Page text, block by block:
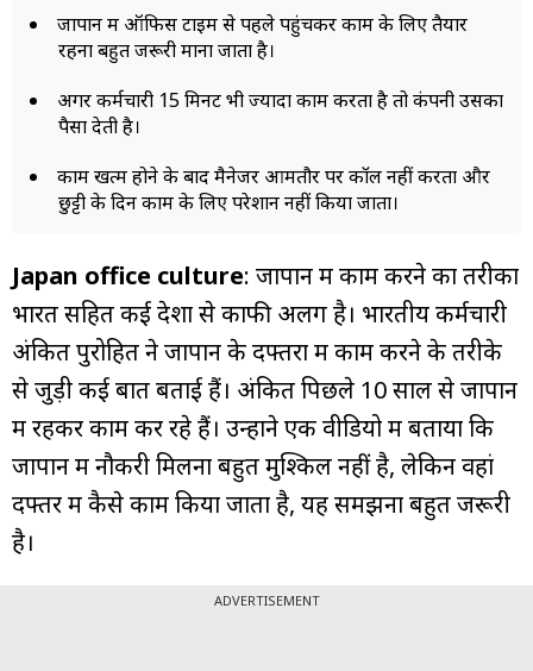
जापान में ऑफिस टाइम से पहले पहुंचकर काम के लिए तैयार
रहना बहुत जरूरी माना जाता है।
अगर कर्मचारी 15 मिनट भी ज्यादा काम करता है तो कंपनी उसका
पैसा देती है।
काम खत्म होने के बाद मैनेजर आमतौर पर कॉल नहीं करता और
छुट्टी के दिन काम के लिए परेशान नहीं किया जाता।
Japan office culture: जापान में काम करने का तरीका
भारत सहित कई देशों से काफी अलग है। भारतीय कर्मचारी
अंकित पुरोहित ने जापान के दफ्तरों में काम करने के तरीके
से जुड़ी कई बातें बताई हैं। अंकित पिछले 10 साल से जापान
में रहकर काम कर रहे हैं। उन्होंने एक वीडियो में बताया कि
जापान में नौकरी मिलना बहुत मुश्किल नहीं है, लेकिन वहां
दफ्तर में कैसे काम किया जाता है, यह समझना बहुत जरूरी
है।
ADVERTISEMENT